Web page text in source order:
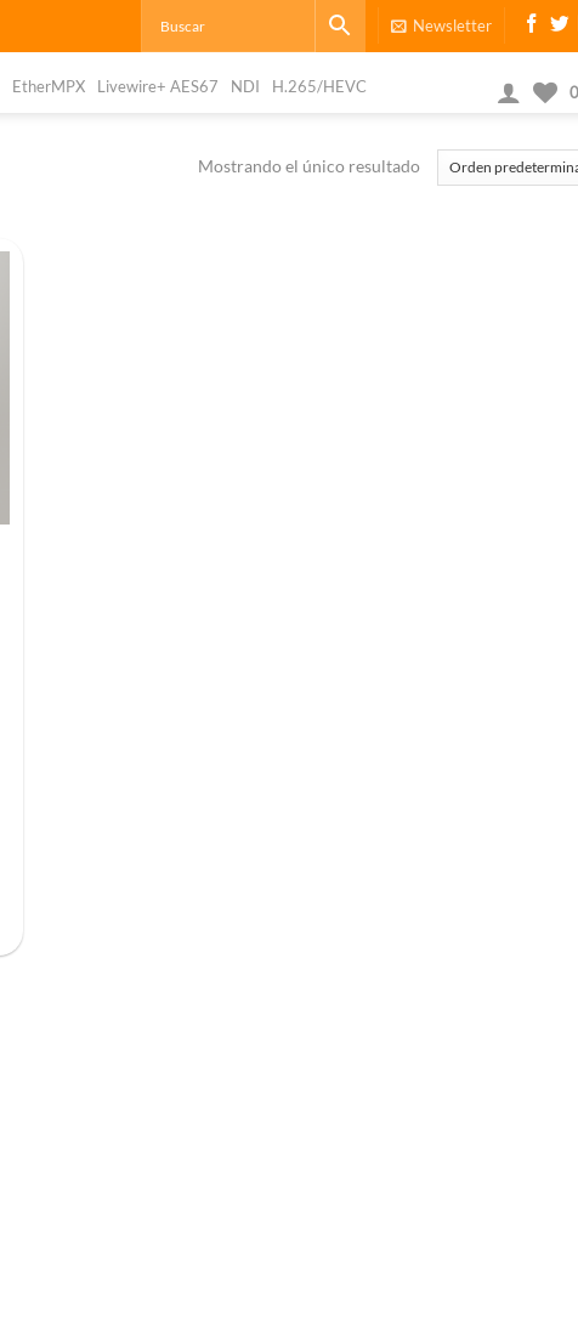
Newsletter
EtherMPX Livewire+ AES67 NDI H.265/HEVC
Mostrando el único resultado